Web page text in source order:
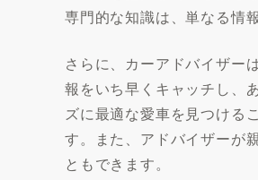
専門的な知識は、単なる情
さらに、カーアドバイザー
報をいち早くキャッチし、
ズに最適な愛車を見つける
す。また、アドバイザーが
ともできます。